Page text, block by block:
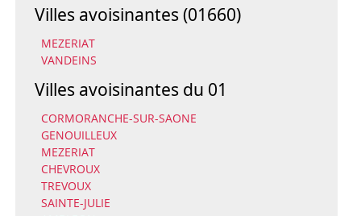
Villes avoisinantes (01660)
MEZERIAT
VANDEINS
Villes avoisinantes du 01
CORMORANCHE-SUR-SAONE
GENOUILLEUX
MEZERIAT
CHEVROUX
TREVOUX
SAINTE-JULIE